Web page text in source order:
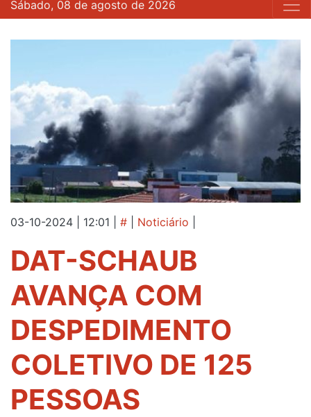
Sábado, 08 de agosto de 2026
03-10-2024 | 12:01 # Noticiário
DAT-SCHAUB
AVANÇA COM
DESPEDIMENTO
COLETIVO DE 125
PESSOAS